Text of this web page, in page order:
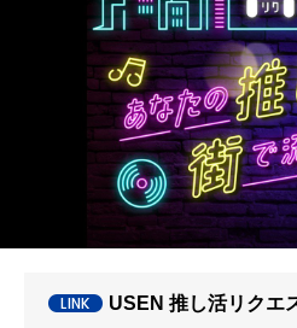
USEN 推し活リクエ